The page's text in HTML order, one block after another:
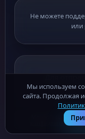
Не можете
или
Для
Mac-Soft.ru -
конфиденциальности
Мы используем
сайта. Продолжая